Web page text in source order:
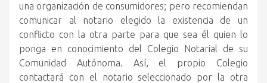
una organización de consumidores; pero recomiendan
comunicar al notario elegido la existencia de un
conflicto con la otra parte para que sea él quien lo
ponga en conocimiento del Colegio Notarial de su
Comunidad Autónoma. Así, el propio Colegio
contactará con el notario seleccionado por la otra